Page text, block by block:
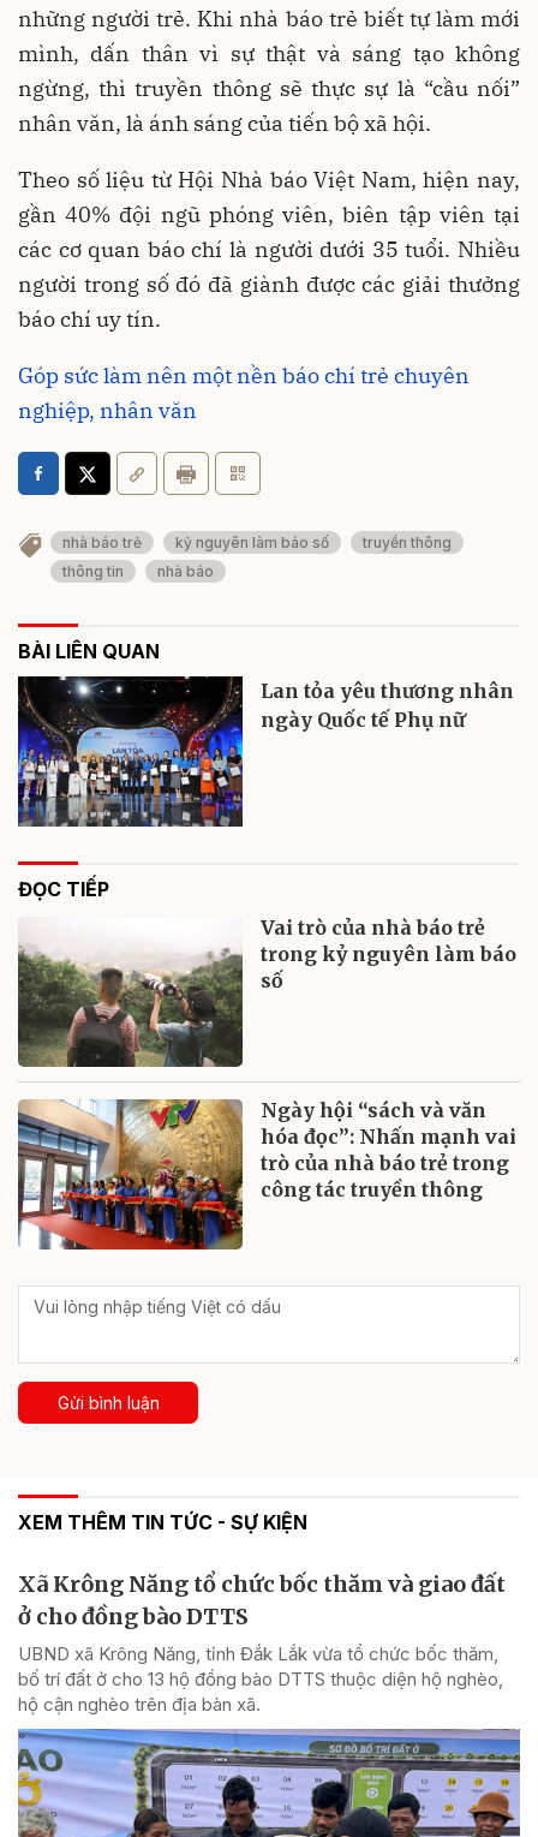
những người trẻ. Khi nhà báo trẻ biết tự làm mới
mình, dấn thân vì sự thật và sáng tạo không
ngừng, thì truyền thông sẽ thực sự là “cầu nối”
nhân văn, là ánh sáng của tiến bộ xã hội.
Theo số liệu từ Hội Nhà báo Việt Nam, hiện nay,
gần 40% đội ngũ phóng viên, biên tập viên tại
các cơ quan báo chí là người dưới 35 tuổi. Nhiều
người trong số đó đã giành được các giải thưởng
báo chí uy tín.
Góp sức làm nên một nền báo chí trẻ chuyên
nghiệp, nhân văn
nhà báo trẻ kỷ nguyên làm báo số
truyền thông
thông tin
nhà báo
BÀI LIÊN QUAN
Lan tỏa yêu thương nhân
ngày Quốc tế Phụ nữ
ĐỌC TIẾP
Vai trò của nhà báo trẻ
trong kỷ nguyên làm báo
số
Ngày hội “sách và văn
hóa đọc”: Nhấn mạnh vai
trò của nhà báo trẻ trong
công tác truyền thông
Gửi bình luận
XEM THÊM TIN TỨC - SỰ KIỆN
Xã Krông Năng tổ chức bốc thăm và giao đất
ở cho đồng bào DTTS
UBND xã Krông Năng, tỉnh Đắk Lắk vừa tổ chức bốc thăm,
bố trí đất ở cho 13 hộ đồng bào DTTS thuộc diện hộ nghèo,
hộ cận nghèo trên địa bàn xã.